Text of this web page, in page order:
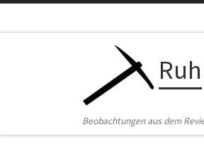
Beobachtungen aus dem